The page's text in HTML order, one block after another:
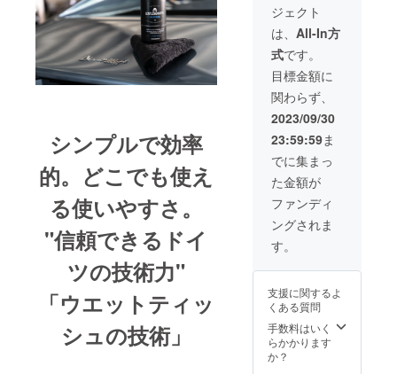
シンプルで効率
的。どこでも使え
る使いやすさ。
"信頼できるドイ
ツの技術力"
「ウエットティッ
シュの技術」
ジェクト
は、 All-In方
式です。
目標金額に
関わらず、
2023/09/30
23:59:59ま
でに集まっ
た金額が
ファンディ
ングされま
す。
支援に関するよ
くある質問
手数料はいく
らかかります
か？